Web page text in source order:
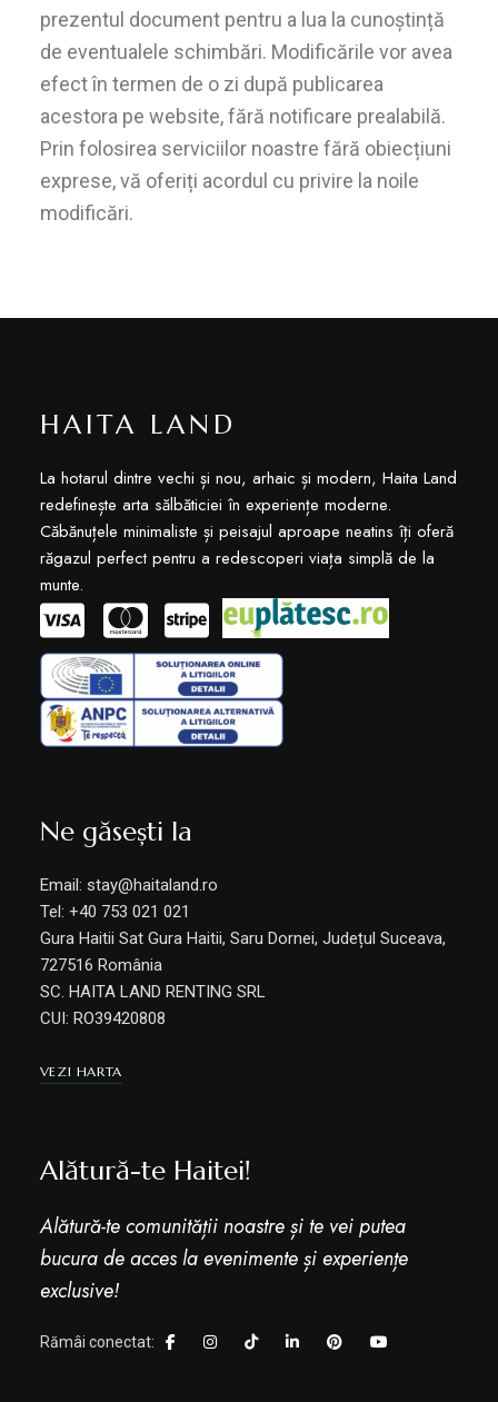
prezentul document pentru a lua la cunoștință
de eventualele schimbări. Modificările vor avea
efect în termen de o zi după publicarea
acestora pe website, fără notificare prealabilă.
Prin folosirea serviciilor noastre fără obiecțiuni
exprese, vă oferiți acordul cu privire la noile
modificări.
HAITA LAND
La hotarul dintre vechi și nou, arhaic și modern, Haita Land
redefinește arta sălbăticiei în experiențe moderne.
Căbănuțele minimaliste și peisajul aproape neatins îți oferă
răgazul perfect pentru a redescoperi viața simplă de la
munte.
Ne găsești la
Email: stay@haitaland.ro
Tel: +40 753 021 021
Gura Haitii Sat Gura Haitii, Saru Dornei, Județul Suceava,
727516 România
SC. HAITA LAND RENTING SRL
CUI: RO39420808
VEZI HARTA
Alătură-te Haitei!
Alătură-te comunității noastre și te vei putea
bucura de acces la evenimente și experiențe
exclusive!
Rămâi conectat: